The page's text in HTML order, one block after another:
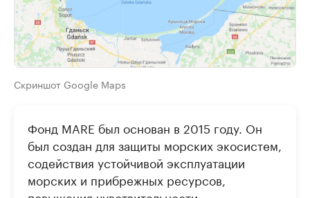
Скриншот Google Maps
Фонд MARE был основан в 2015 году. Он
был создан для защиты морских экосистем,
содействия устойчивой эксплуатации
морских и прибрежных ресурсов,